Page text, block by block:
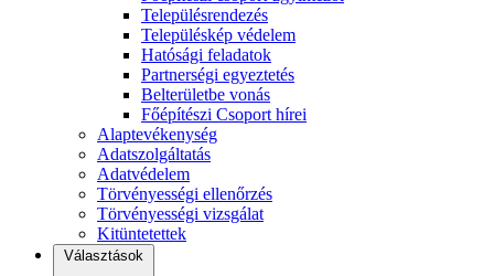
Településrendezés
Településkép védelem
Hatósági feladatok
Partnerségi egyeztetés
Belterületbe vonás
Főépítészi Csoport hírei
Alaptevékenység
Adatszolgáltatás
Adatvédelem
Törvényességi ellenőrzés
Törvényességi vizsgálat
Kitüntetettek
Választások